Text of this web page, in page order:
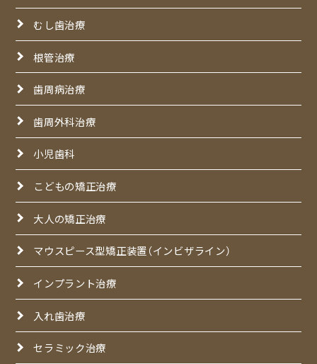
むし歯治療
根管治療
歯周病治療
歯周外科治療
小児歯科
こどもの矯正治療
大人の矯正治療
マウスピース型矯正装置（インビザライン）
インプラント治療
入れ歯治療
セラミック治療